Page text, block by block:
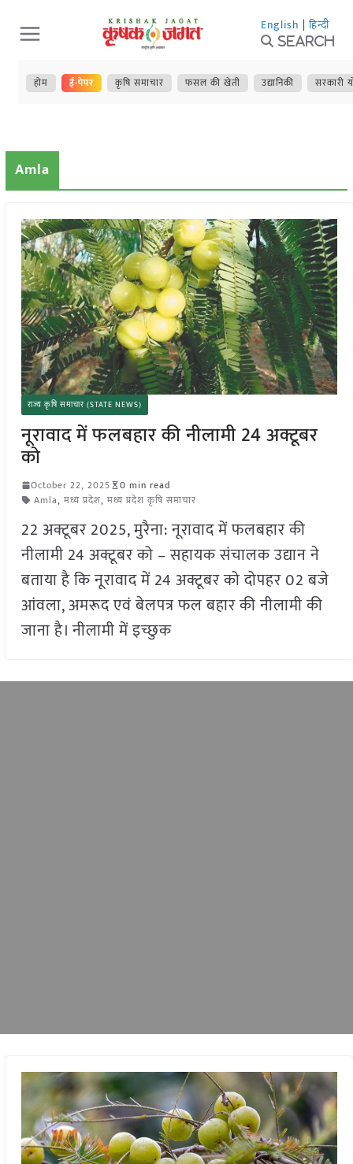
Skip
to
content
English | हिन्दी
Search
होम ई-पेपर कृषि समाचार फसल की खेती उद्यानिकी सरकारी
Amla
राज्य कृषि समाचार (STATE NEWS)
नूरावाद में फलबहार की नीलामी 24 अक्टूबर
को
October 22, 2025
0 min read
Amla, मध्य प्रदेश, मध्य प्रदेश कृषि समाचार
22 अक्टूबर 2025, मुरैना: नूरावाद में फलबहार की
नीलामी 24 अक्टूबर को – सहायक संचालक उद्यान ने
बताया है कि नूरावाद में 24 अक्टूबर को दोपहर 02 बजे
आंवला, अमरूद एवं बेलपत्र फल बहार की नीलामी की
जाना है। नीलामी में इच्छुक